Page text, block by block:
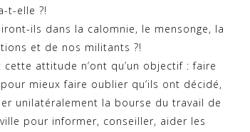
t-elle ?!
ils dans la calomnie, le mensonge, la
et de nos militants ?!
attitude n’ont qu’un objectif : faire
mieux faire oublier qu’ils ont décidé,
unilatéralement la bourse du travail de
pour informer, conseiller, aider les